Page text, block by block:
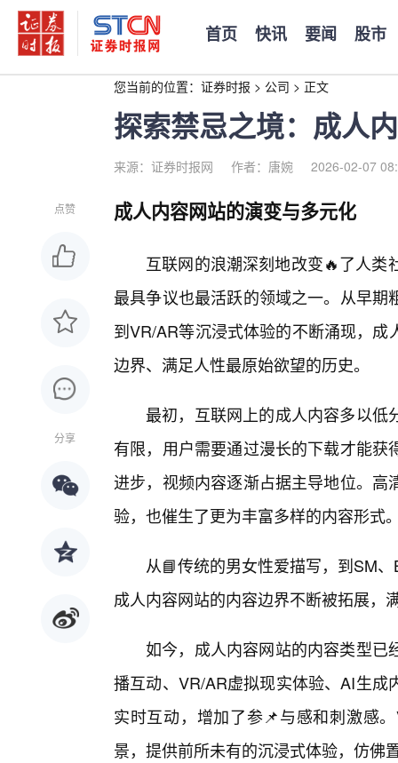
首页 快讯 要闻 股市
您当前的位置： 证券时报 > 公司 > 正文
探索禁忌之境：成人
来源：证券时报网 作者：唐婉 2026-02-07
点赞
分享
成人内容网站的演变与多元化
互联网的浪潮深刻地改变🔥了人
最具争议也最活跃的领域之一。从早
到VR/AR等沉浸式体验的不断涌现，
边界、满足人性最原始欲望的历史。
最初，互联网上的成人内容多以低
有限，用户需要通过漫长的下载才能
进步，视频内容逐渐占据主导地位。
验，也催生了更为丰富多样的内容形式
从📘传统的男女性爱描写，到SM
成人内容网站的内容边界不断被拓展，
如今，成人内容网站的内容类型已
播互动、VR/AR虚拟现实体验、AI生
实时互动，增加了参📌与感和刺激感
景，提供前所未有的沉浸式体验，仿佛